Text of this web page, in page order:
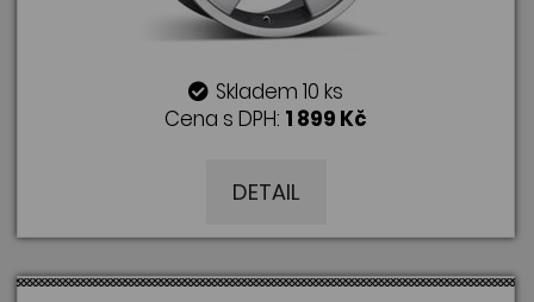
Skladem 10 ks
Cena s DPH: 1 899 Kč
DETAIL